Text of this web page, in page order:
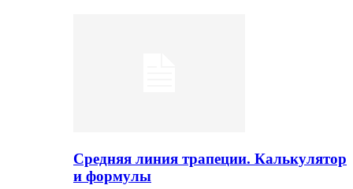
Средняя линия трапеции. Калькулятор
и формулы